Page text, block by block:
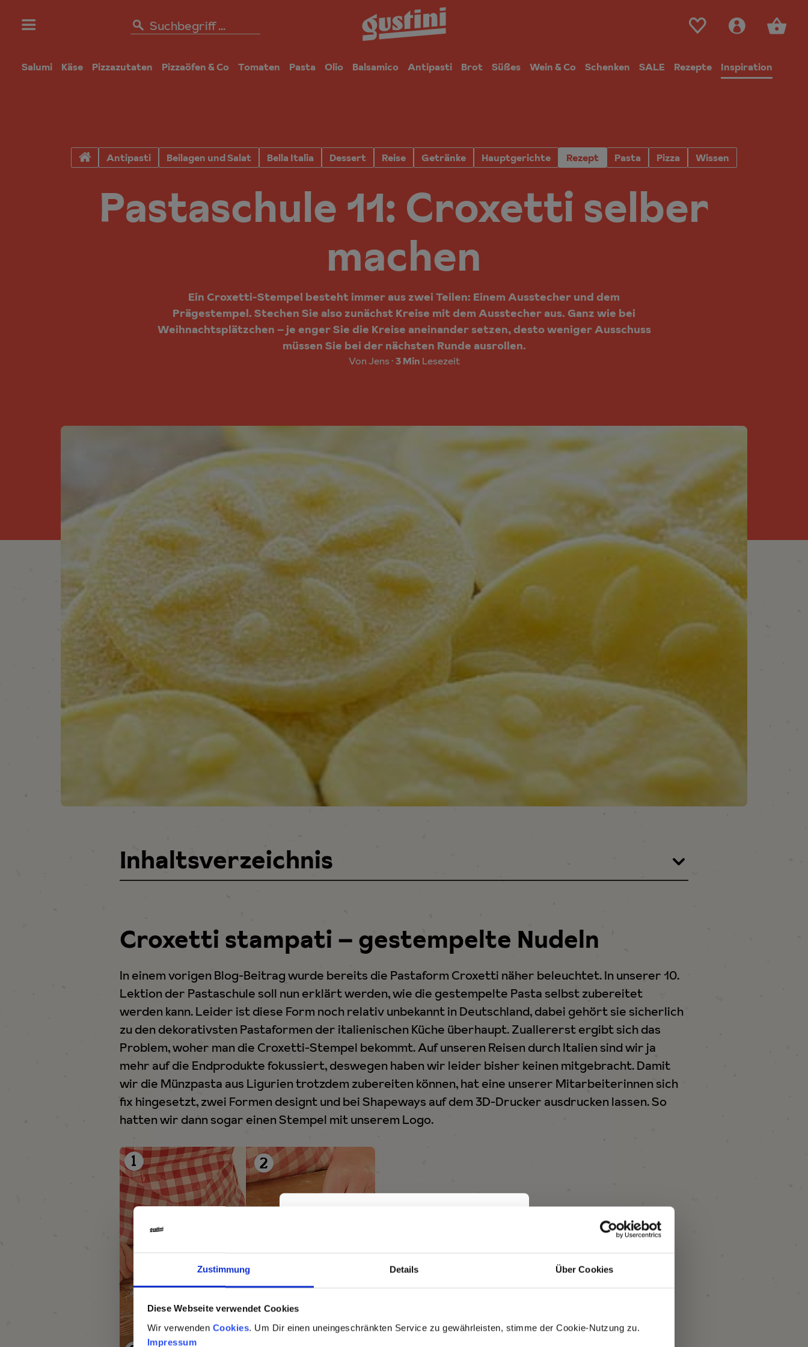
Zustimmung Details Über Cookies
Diese Webseite verwendet Cookies
Wir verwenden Cookies. Um Dir einen uneingeschränkten Service zu gewährleisten, stimme der Cookie-Nutzung zu.
Impressum
Salumi Käse Pizzazutaten Pizzaöfen & Co Tomaten Pasta Olio Balsamico Antipasti Brot Süßes Wein & Co Schenken SALE Rezepte Inspiration
Antipasti Beilagen und Salat Bella Italia Dessert Reise Getränke Hauptgerichte Rezept Pasta Pizza Wissen
Pastaschule 11: Croxetti selber
machen
Ein Croxetti-Stempel besteht immer aus zwei Teilen: Einem Ausstecher und dem
Prägestempel. Stechen Sie also zunächst Kreise mit dem Ausstecher aus. Ganz wie bei
Weihnachtsplätzchen – je enger Sie die Kreise aneinander setzen, desto weniger Ausschuss
müssen Sie bei der nächsten Runde ausrollen.
Von Jens 3 Min Lesezeit
Inhaltsverzeichnis
Croxetti stampati – gestempelte Nudeln
In einem vorigen Blog-Beitrag wurde bereits die Pastaform Croxetti näher beleuchtet. In unserer 10.
Lektion der Pastaschule soll nun erklärt werden, wie die gestempelte Pasta selbst zubereitet
werden kann. Leider ist diese Form noch relativ unbekannt in Deutschland, dabei gehört sie sicherlich
zu den dekorativsten Pastaformen der italienischen Küche überhaupt. Zuallererst ergibt sich das
Problem, woher man die Croxetti-Stempel bekommt. Auf unseren Reisen durch Italien sind wir ja
mehr auf die Endprodukte fokussiert, deswegen haben wir leider bisher keinen mitgebracht. Damit
wir die Münzpasta aus Ligurien trotzdem zubereiten können, hat eine unserer Mitarbeiterinnen sich
fix hingesetzt, zwei Formen designt und bei Shapeways auf dem 3D-Drucker ausdrucken lassen. So
hatten wir dann sogar einen Stempel mit unserem Logo.
Pasta la vista,
Baby!